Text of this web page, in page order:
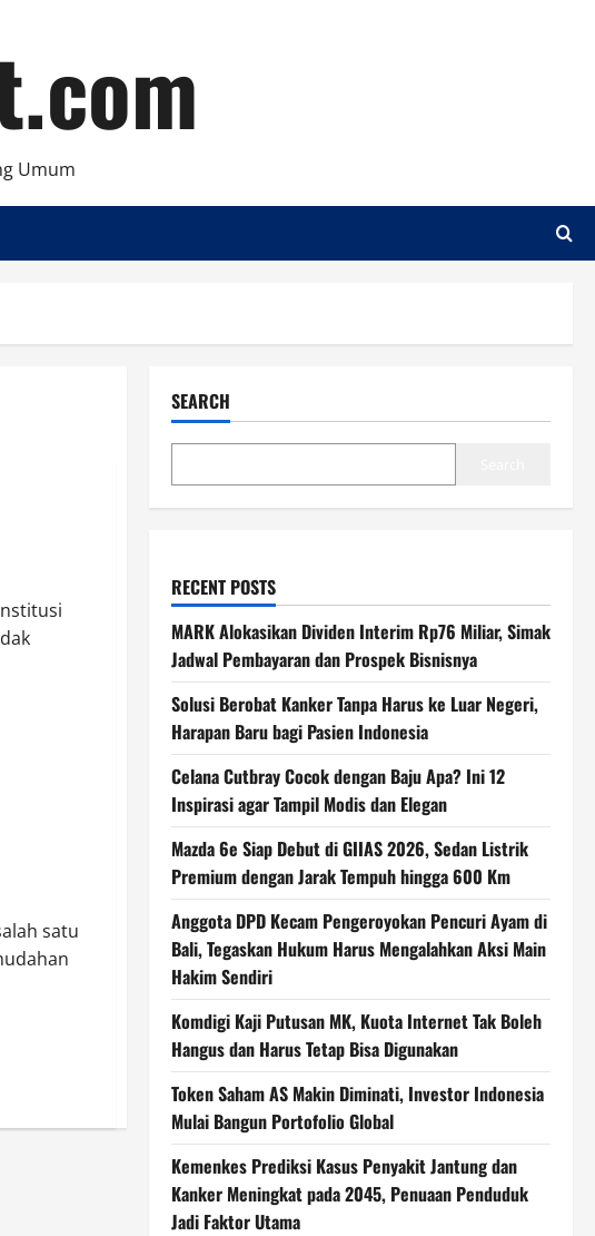
Umum
satu
SEARCH
RECENT POSTS
MARK Alokasikan Dividen Interim Rp76 Miliar, Simak
Jadwal Pembayaran dan Prospek Bisnisnya
Solusi Berobat Kanker Tanpa Harus ke Luar Negeri,
Harapan Baru bagi Pasien Indonesia
Celana Cutbray Cocok dengan Baju Apa? Ini 12
Inspirasi agar Tampil Modis dan Elegan
Mazda 6e Siap Debut di GIIAS 2026, Sedan Listrik
Premium dengan Jarak Tempuh hingga 600 Km
Anggota DPD Kecam Pengeroyokan Pencuri Ayam di
Bali, Tegaskan Hukum Harus Mengalahkan Aksi Main
Hakim Sendiri
Komdigi Kaji Putusan MK, Kuota Internet Tak Boleh
Hangus dan Harus Tetap Bisa Digunakan
Token Saham AS Makin Diminati, Investor Indonesia
Mulai Bangun Portofolio Global
Kemenkes Prediksi Kasus Penyakit Jantung dan
Kanker Meningkat pada 2045, Penuaan Penduduk
Jadi Faktor Utama